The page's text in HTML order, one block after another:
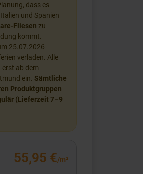
dass es
und Spanien
Fliesen zu
kommt.
25.07.2026
verladen. Alle
ab dem
ein. Sämtliche
Produktgruppen
(Lieferzeit 7–9
55,95 €/m²